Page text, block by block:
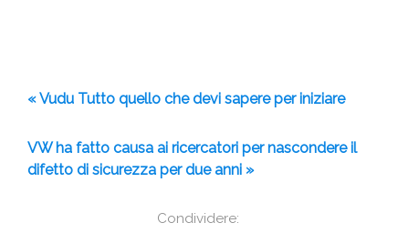
Condividere:
« Vudu Tutto quello che devi sapere per iniziare
VW ha fatto causa ai ricercatori per nascondere il
difetto di sicurezza per due anni »